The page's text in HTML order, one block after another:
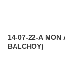
14-07-22-A MON
BALCHOY)